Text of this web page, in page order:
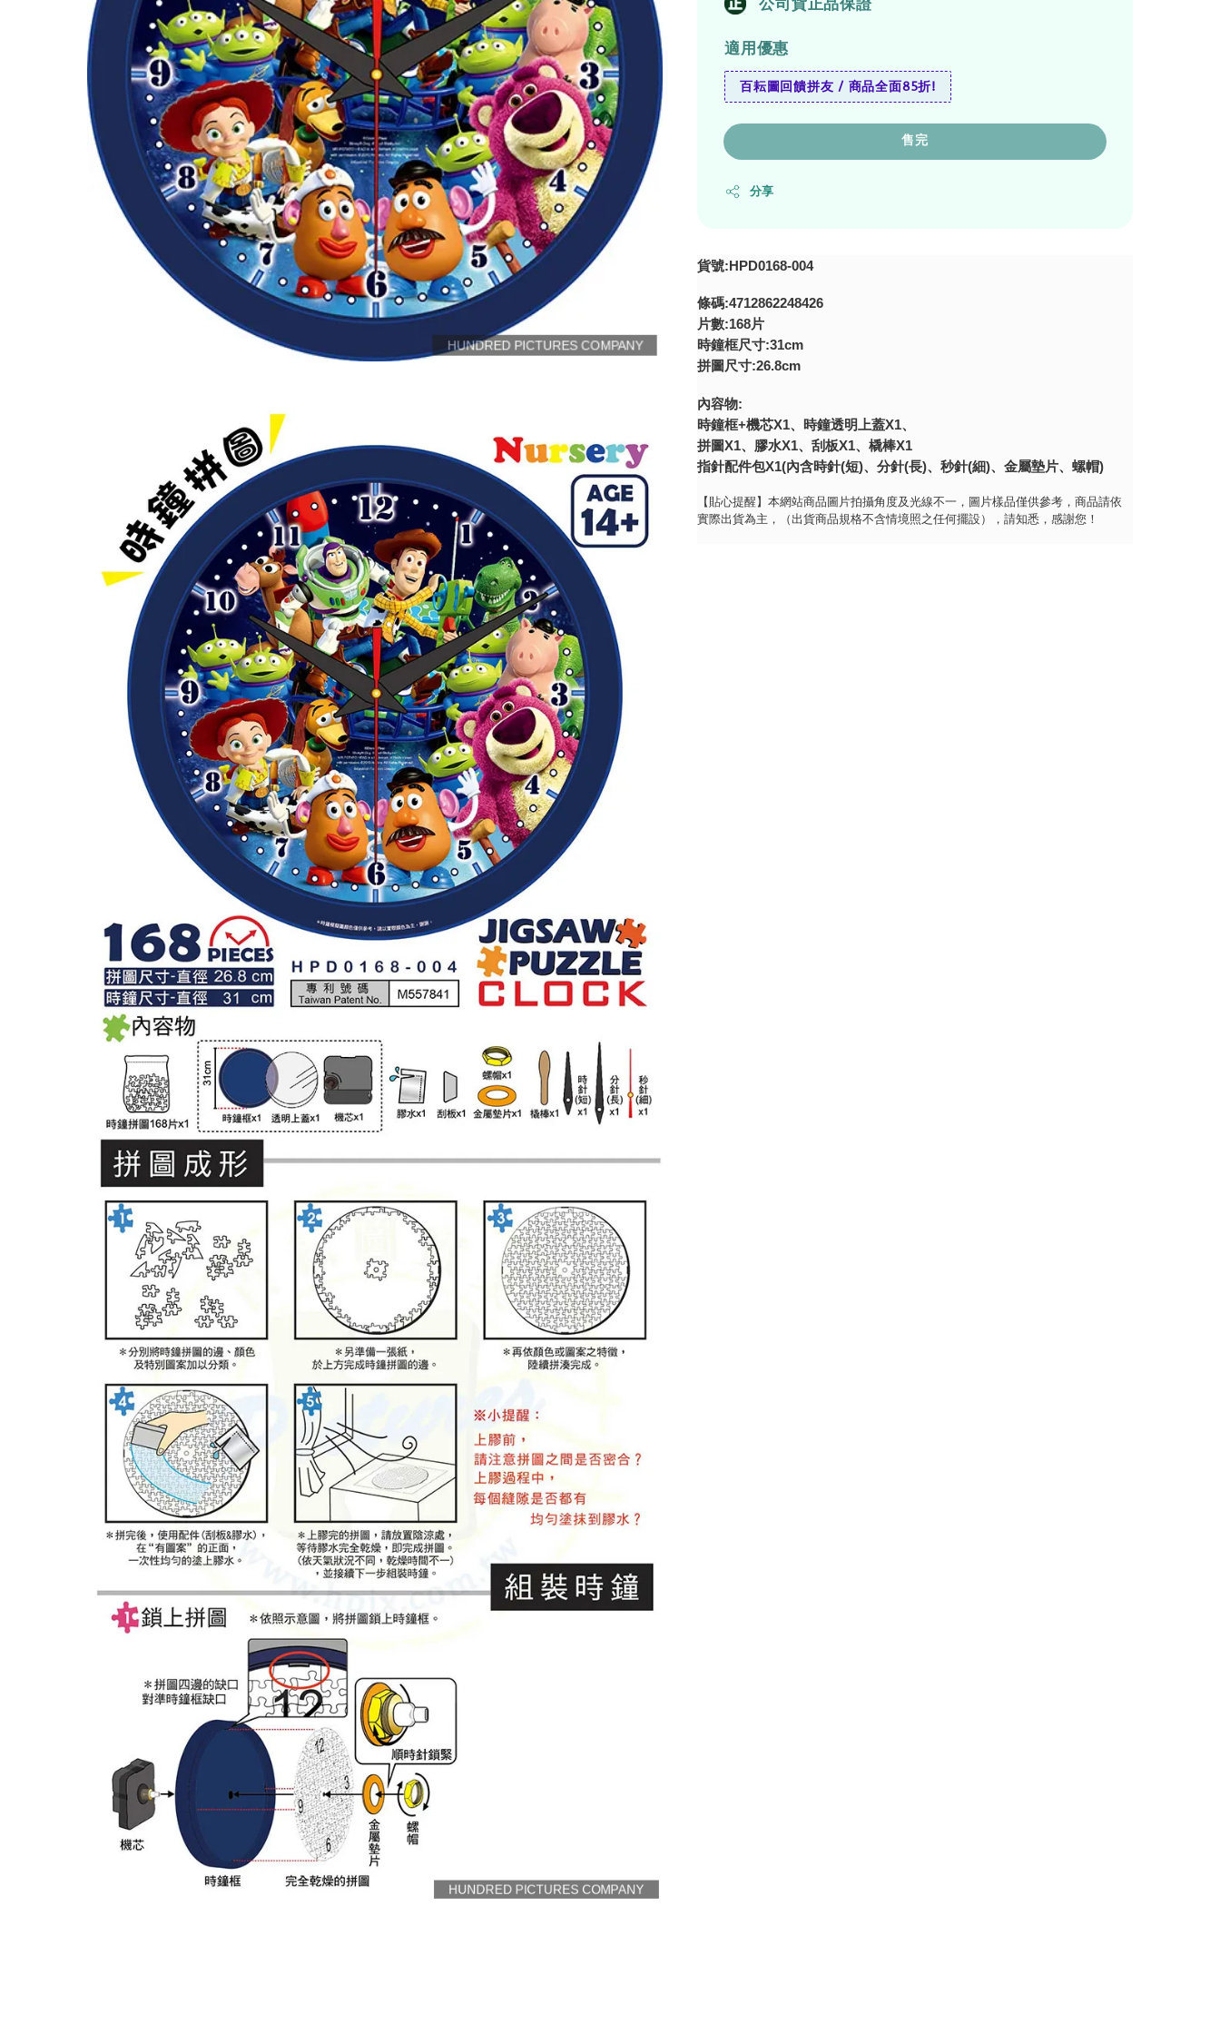
公司貨正品保證
適用優惠
百耘圖回饋拼友 / 商品全面85折!
售完
分享
貨號:HPD0168-004
條碼:4712862248426
片數:168片
時鐘框尺寸:31cm
拼圖尺寸:26.8cm
內容物:
時鐘框+機芯X1、時鐘透明上蓋X1、
拼圖X1、膠水X1、刮板X1、橇棒X1
指針配件包X1(內含時針(短)、分針(長)、秒針(細)、 金屬墊片、螺帽)
【貼心提醒】本網站商品圖片拍攝角度及光線不一，圖片樣品僅供參考，商品請依
實際出貨為主，（出貨商品規格不含情境照之任何擺設），請知悉，感謝您！